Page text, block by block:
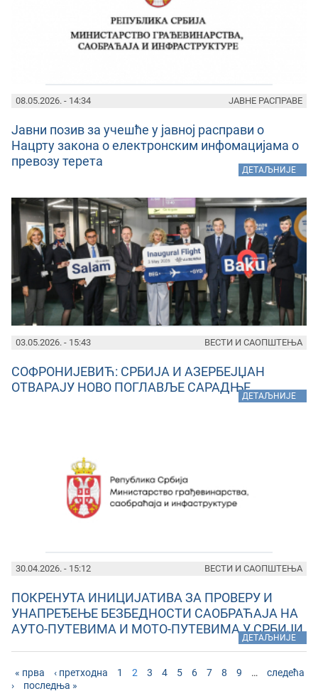
08.05.2026. - 14:34
Јавни позив за учешће у јавној расправи о
Нацрту закона о електронским инфомацијама о
превозу терета
ДЕТАЉНИЈЕ
ЈАВНЕ РАСПРАВЕ
03.05.2026. - 15:43
СОФРОНИЈЕВИЋ: СРБИЈА И АЗЕРБЕЈЏАН
ОТВАРАЈУ НОВО ПОГЛАВЉЕ САРАДЊЕ
ДЕТАЉНИЈЕ
ВЕСТИ И САОПШТЕЊА
30.04.2026. - 15:12
ПОКРЕНУТА ИНИЦИЈАТИВА ЗА ПРОВЕРУ И
УНАПРЕЂЕЊЕ БЕЗБЕДНОСТИ САОБРАЋАЈА НА
АУТО-ПУТЕВИМА И МОТО-ПУТЕВИМА У СРБИЈИ
ДЕТАЉНИЈЕ
ВЕСТИ И САОПШТЕЊА
« прва ‹ претходна 1 2 3 4 5 6 7 8 9 …
следећа
›
последња »